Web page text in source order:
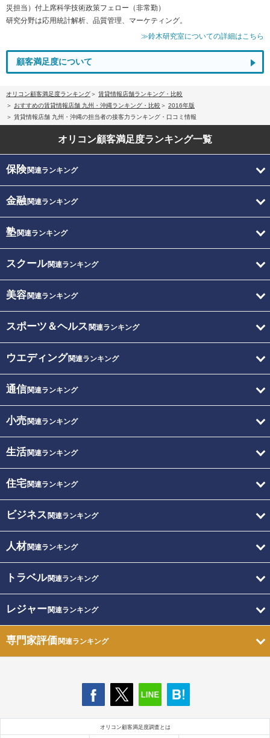
災担当）付上席科学技術政策フェロー（非常勤）
研究分野は応用統計解析、品質管理、マーケティング。
≫鈴木研究室についての詳細はこちら
顧客満足度について
オリコン顧客満足度ランキング
賃貸情報店舗ランキング・比較
おすすめの賃貸情報店舗 九州・沖縄ランキング・比較
2016年版
賃貸情報店舗 九州・沖縄の担当者の接客力ランキング・口コミ情報
オリコン顧客満足度ランキング一覧
保険関連ランキング
金融関連ランキング
塾関連ランキング
スクール関連ランキング
美容関連ランキング
スポーツ＆ヘルス 関連ランキング
ウエディング関連ランキング
通信関連ランキング
小売関連ランキング
生活関連ランキング
住宅関連ランキング
ビジネス 関連ランキング
人材関連ランキング
トラベル関連ランキング
レジャー関連ランキング
専門家評価関連ランキング
オリコン顧客満足度調査とは